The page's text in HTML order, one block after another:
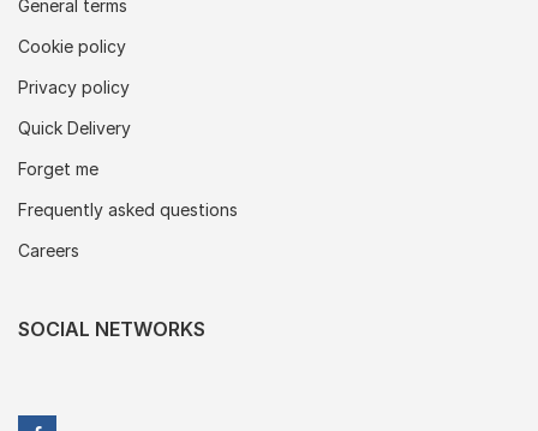
General terms
Cookie policy
Privacy policy
Quick Delivery
Forget me
Frequently asked questions
Careers
SOCIAL NETWORKS